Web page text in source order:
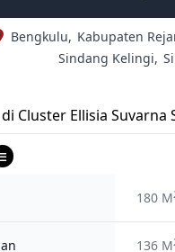
Bengkulu, Kabupaten
Sindang Kelingi,
Cluster Ellisia Suvarna
180 M
136 M